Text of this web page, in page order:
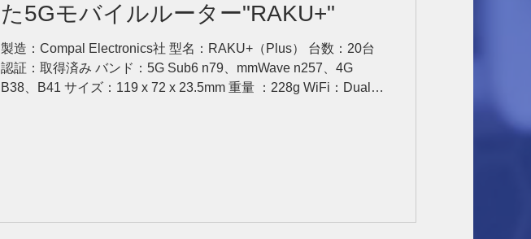
た5Gモバイルルーター"RAKU+"
製造：Compal Electronics社 型名：RAKU+（Plus） 台数：20台
認証：取得済み バンド：5G Sub6 n79、mmWave n257、4G
B38、B41 サイズ：119 x 72 x 23.5mm 重量 ：228g WiFi：Dual